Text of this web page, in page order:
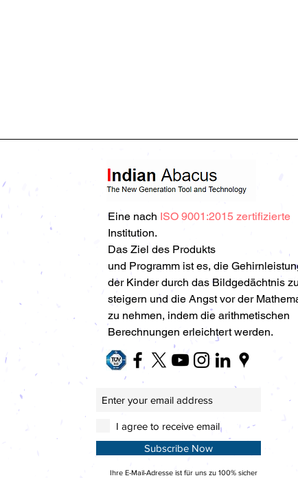
Eine nach ISO 9001:2015 zertifizierte
Institution.
Das Ziel des Produkts
und Programm ist es, die
der Kinder durch das Bildgedächtnis
steigern und die Angst vor der
zu nehmen, indem die arithmetischen
Berechnungen erleichtert werden.
I agree to receive email
Subscribe Now
Ihre E-Mail-Adresse ist für uns zu 100% sicher